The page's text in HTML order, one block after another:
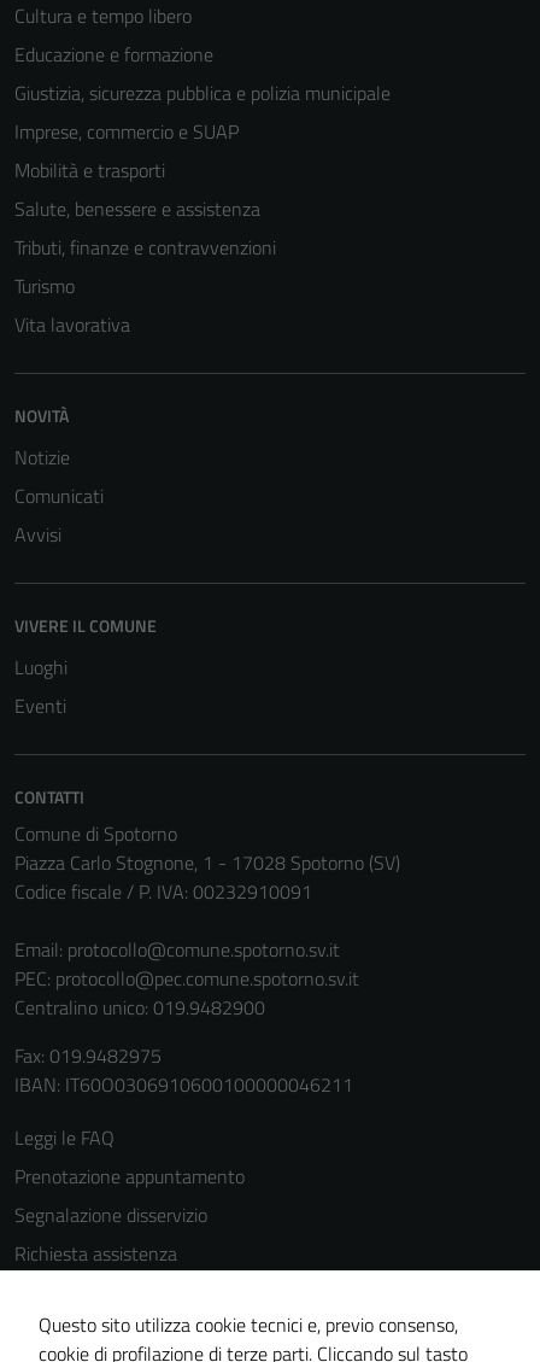
Cultura e tempo libero
Educazione e formazione
Giustizia, sicurezza pubblica e polizia municipale
Imprese, commercio e SUAP
Mobilità e trasporti
Salute, benessere e assistenza
Tributi, finanze e contravvenzioni
Turismo
Vita lavorativa
NOVITÀ
Notizie
Comunicati
Avvisi
VIVERE IL COMUNE
Luoghi
Eventi
CONTATTI
Comune di Spotorno
Piazza Carlo Stognone, 1 - 17028 Spotorno (SV)
Codice fiscale / P. IVA: 00232910091
Email: protocollo@comune.spotorno.sv.it
PEC: protocollo@pec.comune.spotorno.sv.it
Centralino unico: 019.9482900
Fax: 019.9482975
IBAN: IT60O0306910600100000046211
Leggi le FAQ
Prenotazione appuntamento
Segnalazione disservizio
Richiesta assistenza
Informativa privacy
Questo sito utilizza cookie tecnici e, previo consenso,
cookie di profilazione di terze parti. Cliccando sul tasto
sono necessari
non raccolgono
informazioni